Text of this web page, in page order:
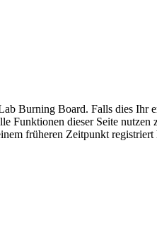
Burning Board. Falls dies Ihr
Funktionen dieser Seite nutzen
früheren Zeitpunkt registriert